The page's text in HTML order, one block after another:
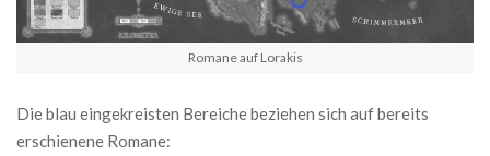
Romane auf Lorakis
Die blau eingekreisten Bereiche beziehen sich auf bereits
erschienene Romane: